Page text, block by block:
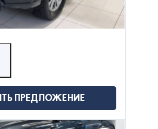
ПРЕДЛОЖЕНИЕ